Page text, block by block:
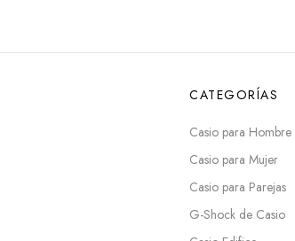
CATEGORÍAS
Casio para Hombre
Casio para Mujer
Casio para Parejas
G-Shock de Casio